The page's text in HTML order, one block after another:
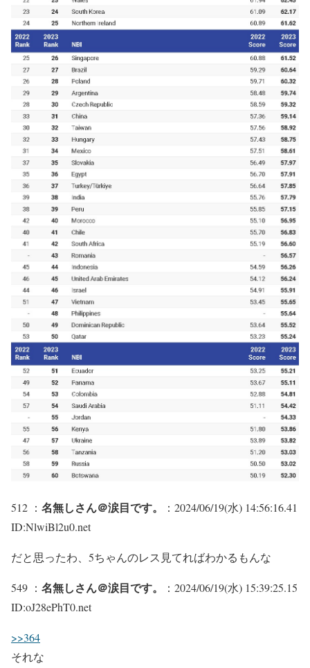
512 ： 名無しさん＠涙目です。
：2024/06/19(水) 14:56:16.41
ID:NlwiBl2u0.net
だと思ったわ、5ちゃんのレス見てればわかるもんな
549 ： 名無しさん＠涙目です。
：2024/06/19(水) 15:39:25.15
ID:oJ28ePhT0.net
>>364
それな